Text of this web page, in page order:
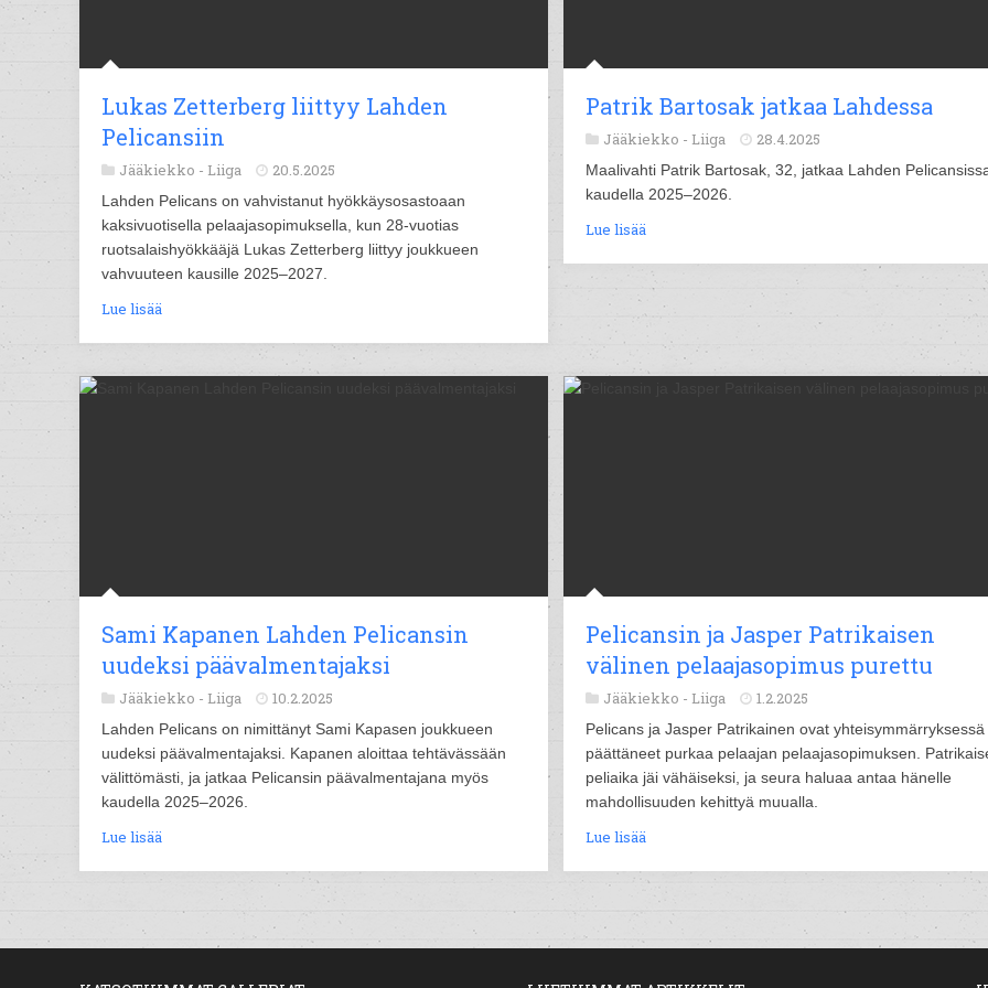
Lukas Zetterberg liittyy Lahden
Pelicansiin
Jääkiekko - Liiga 20.5.2025
Lahden Pelicans on vahvistanut hyökkäysosastoaan
kaksivuotisella pelaajasopimuksella, kun 28-vuotias
ruotsalaishyökkääjä Lukas Zetterberg liittyy joukkueen
vahvuuteen kausille 2025–2027.
Lue lisää
Patrik Bartosak jatkaa Lahdessa
Jääkiekko - Liiga 28.4.2025
Maalivahti Patrik Bartosak, 32, jatkaa Lahden
kaudella 2025–2026.
Lue lisää
Sami Kapanen Lahden Pelicansin
uudeksi päävalmentajaksi
Jääkiekko - Liiga 10.2.2025
Lahden Pelicans on nimittänyt Sami Kapasen joukkueen
uudeksi päävalmentajaksi. Kapanen aloittaa tehtävässään
välittömästi, ja jatkaa Pelicansin päävalmentajana myös
kaudella 2025–2026.
Lue lisää
Pelicansin ja Jasper Patrikaisen
välinen pelaajasopimus purettu
Jääkiekko - Liiga 1.2.2025
Pelicans ja Jasper Patrikainen ovat yhteisymmärryksessä
päättäneet purkaa pelaajan pelaajasopimuksen.
peliaika jäi vähäiseksi, ja seura haluaa antaa hänelle
mahdollisuuden kehittyä muualla.
Lue lisää